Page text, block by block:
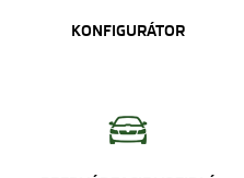
KONFIGURÁTOR